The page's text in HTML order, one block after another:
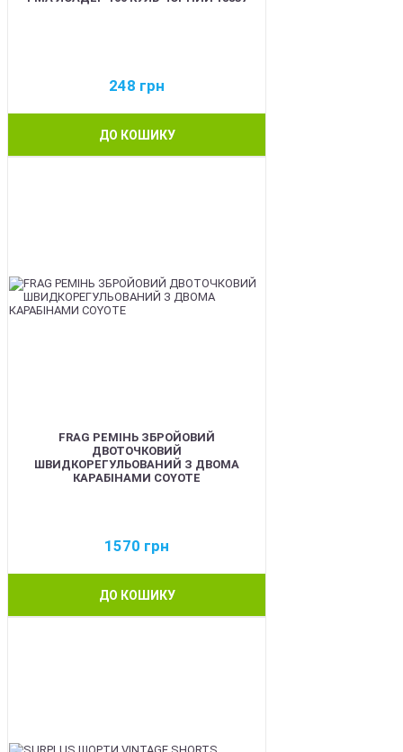
248 грн
ДО КОШИКУ
FRAG РЕМІНЬ ЗБРОЙОВИЙ
ДВОТОЧКОВИЙ
ШВИДКОРЕГУЛЬОВАНИЙ З ДВОМА
КАРАБІНАМИ COYOTE
1570 грн
ДО КОШИКУ